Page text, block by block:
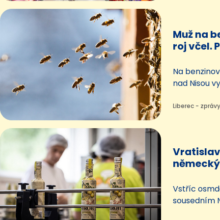
Muž na
roj včel.
Na
nad Nisou
vrátí domů.
Liberec -
Vstříc
sousedním